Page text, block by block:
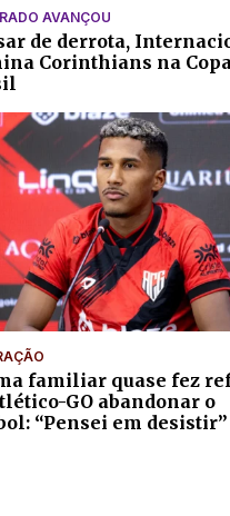
AVANÇOU
de derrota,
Corinthians na
familiar quase fez
GO abandonar o
“Pensei em desistir”